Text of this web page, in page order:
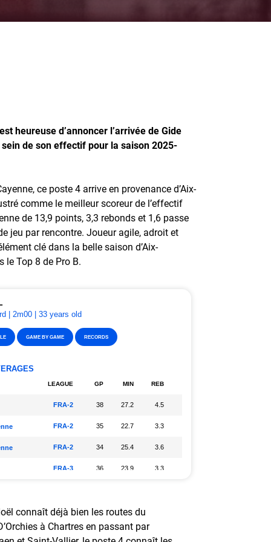
heureuse d’annoncer l’arrivée de Gide
de son effectif pour la saison 2025-
ce poste 4 arrive en provenance d’Aix-
comme le meilleur scoreur de l’effectif
de 13,9 points, 3,3 rebonds et 1,6 passe
jeu par rencontre. Joueur agile, adroit et
clé dans la belle saison d’Aix-
le Top 8 de Pro B.
connaît déjà bien les routes du
à Chartres en passant par